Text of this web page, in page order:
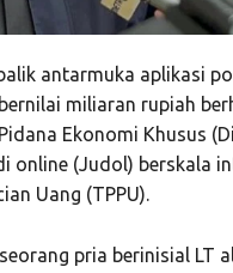
antarmuka aplikasi
miliaran rupiah
Ekonomi Khusus
online (Judol) berskala
Uang (TPPU).
pria berinisial LT